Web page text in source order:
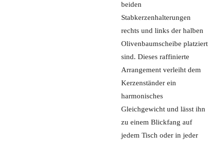
beiden
Stabkerzenhalterungen
rechts und links der halben
Olivenbaumscheibe platziert
sind. Dieses raffinierte
Arrangement verleiht dem
Kerzenständer ein
harmonisches
Gleichgewicht und lässt ihn
zu einem Blickfang auf
jedem Tisch oder in jeder